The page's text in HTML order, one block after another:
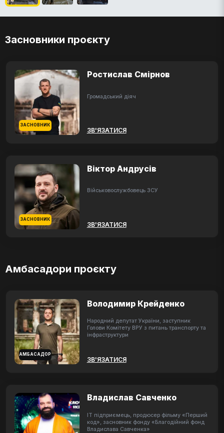
Засновники проєкту
ЗАСНОВНИК
Ростислав Смірнов
Громадський діяч
ЗВ'ЯЗАТИСЯ
ЗАСНОВНИК
Віктор Андрусів
Військовослужбовець ЗСУ
ЗВ'ЯЗАТИСЯ
Амбасадори проєкту
АМБАСАДОР
Володимир Крейденко
Народний депутат України, заступник
Голови Комітету ВРУ з питань транспорту та
інфраструктури
ЗВ'ЯЗАТИСЯ
Владислав Савченко
ІТ підприємець, продюсер фільму «Перший
код», засновник фонду «Благодійний фонд
Владислава Савченка»